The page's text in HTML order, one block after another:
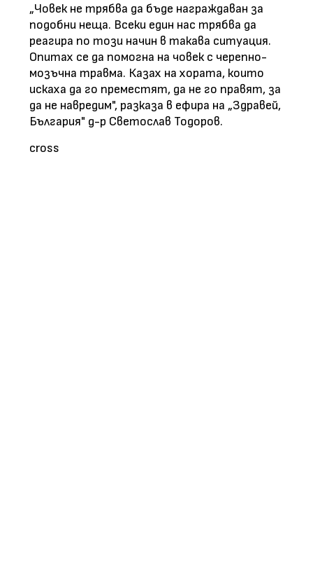
„Човек не трябва да бъде награждаван за
подобни неща. Всеки един нас трябва да
реагира по този начин в такава ситуация.
Опитах се да помогна на човек с черепно-
мозъчна травма. Казах на хората, които
искаха да го преместят, да не го правят, за
да не навредим", разказа в ефира на „Здравей,
България" д-р Светослав Тодоров.
cross